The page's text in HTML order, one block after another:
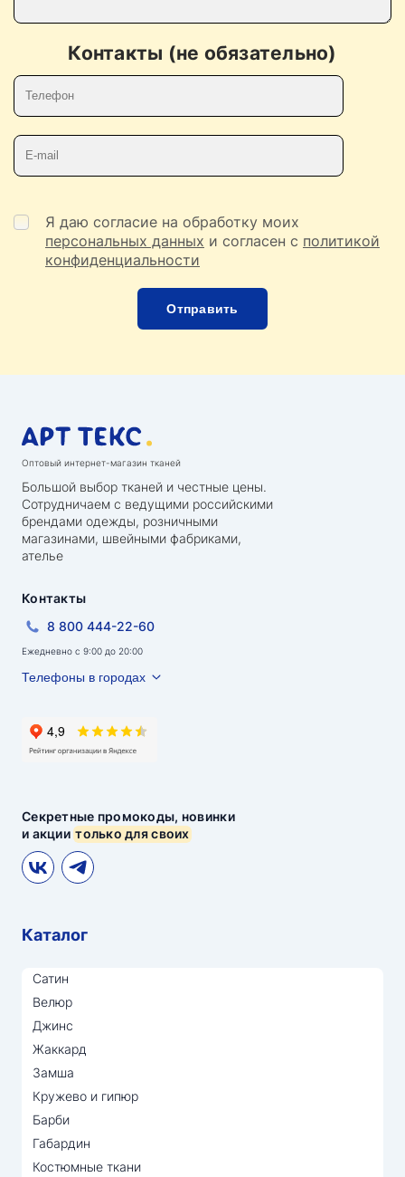
Контакты (не обязательно)
Я даю согласие на обработку моих
персональных данных и согласен с политикой
конфиденциальности
Оптовый интернет-магазин тканей
Большой выбор тканей и честные цены.
Сотрудничаем с ведущими российскими
брендами одежды, розничными
магазинами, швейными фабриками,
ателье
Секретные промокоды, новинки
и акциитолько для своих
Контакты
8 800 444-22-60
Ежедневно с 9:00 до 20:00
Телефоны в городах
Каталог
Сатин
Велюр
Джинс
Жаккард
Замша
Кружево и гипюр
Барби
Габардин
Костюмные ткани